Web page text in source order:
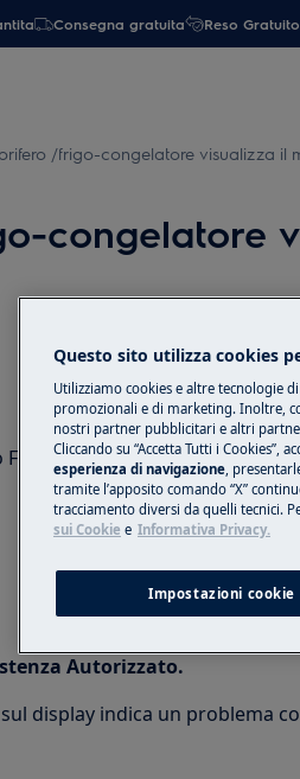
Consegna gratuita Reso
/frigo-congelatore visualizza il
congelatore
F5 sul display del frigorifero/
Autorizzato.
display indica un problema
Questo sito utilizza cookies
Utilizziamo cookies e altre tecnologie
promozionali e di marketing. Inoltre,
nostri partner pubblicitari e altri
Cliccando su “Accetta Tutti i Cookies”,
esperienza di navigazione,
tramite l’apposito comando “X”
tracciamento diversi da quelli tecnici.
sui Cookie e Informativa Privacy.
Impostazioni cookie